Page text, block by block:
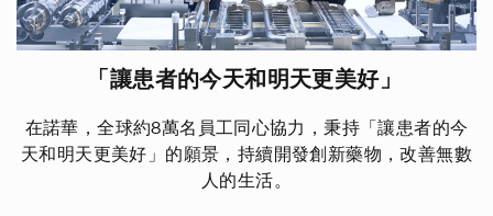
「讓患者的今天和明天更美好」
在諾華，全球約8萬名員工同心協力，秉持「讓患者的今
天和明天更美好」的願景，持續開發創新藥物，改善無數
人的生活。